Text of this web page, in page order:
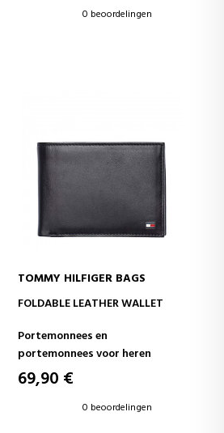
0 beoordelingen
IN WINKELWAGEN
TOMMY HILFIGER BAGS
FOLDABLE LEATHER WALLET
Portemonnees en
portemonnees voor heren
69,90 €
0 beoordelingen